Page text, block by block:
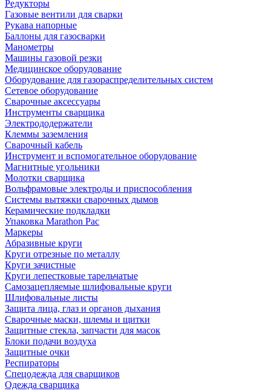
Редукторы
Газовые вентили для сварки
Рукава напорные
Баллоны для газосварки
Манометры
Машины газовой резки
Медицинское оборудование
Оборудование для газораспределительных систем
Сетевое оборудование
Сварочные аксессуары
Инструменты сварщика
Электрододержатели
Клеммы заземления
Сварочный кабель
Инструмент и вспомогательное оборудование
Магнитные угольники
Молотки сварщика
Вольфрамовые электроды и приспособления
Системы вытяжки сварочных дымов
Керамические подкладки
Упаковка Marathon Pac
Маркеры
Абразивные круги
Круги отрезные по металлу
Круги зачистные
Круги лепестковые тарельчатые
Самозацепляемые шлифовальные круги
Шлифовальные листы
Защита лица, глаз и органов дыхания
Сварочные маски, шлемы и щитки
Защитные стекла, запчасти для масок
Блоки подачи воздуха
Защитные очки
Респираторы
Спецодежда для сварщиков
Одежда сварщика